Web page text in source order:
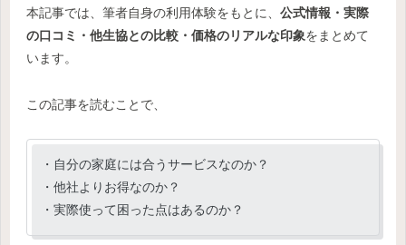
本記事では、筆者自身の利用体験をもとに、 公式情報・実際
の口コミ・他生協との比較・価格のリアルな印象をまとめて
います。
この記事を読むことで、
・自分の家庭には合うサービスなのか？
・他社よりお得なのか？
・実際使って困った点はあるのか？